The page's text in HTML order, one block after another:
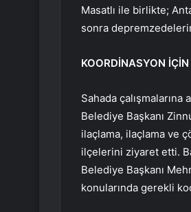
Masatlı ile birlikte;
sonra
KOORDİNASYON
Sahada
Belediye Başkanı
ilaçlama, ilaçlama ve
ilçelerini ziyaret etti.
Belediye Başkanı
konularında gerekli